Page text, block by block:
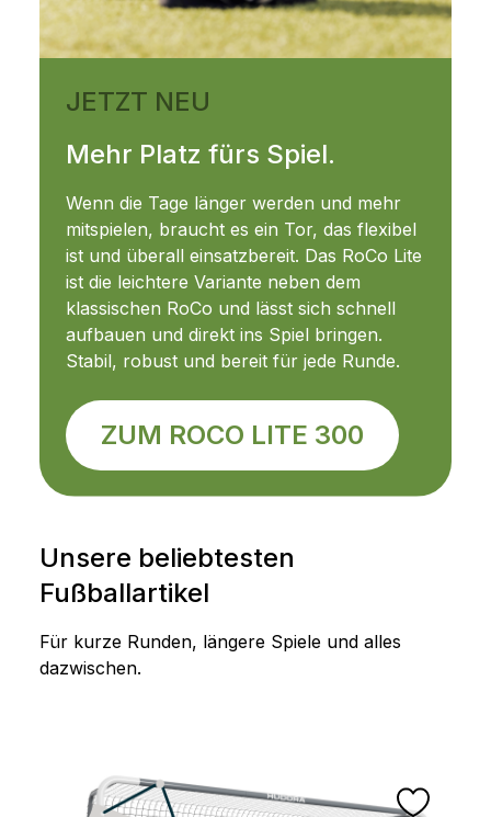
JETZT NEU
Mehr Platz fürs Spiel.
Wenn die Tage länger werden und mehr
mitspielen, braucht es ein Tor, das flexibel
ist und überall einsatzbereit. Das RoCo Lite
ist die leichtere Variante neben dem
klassischen RoCo und lässt sich schnell
aufbauen und direkt ins Spiel bringen.
Stabil, robust und bereit für jede Runde.
ZUM ROCO LITE 300
Unsere beliebtesten
Fußballartikel
Für kurze Runden, längere Spiele und alles
dazwischen.